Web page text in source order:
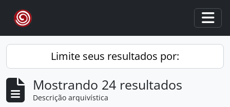
Skip to main content
Limite seus resultados por:
Mostrando 24 resultados
Descrição arquivística